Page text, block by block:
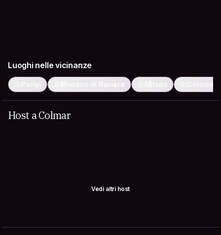
Luoghi nelle vicinanze
Parigi Monaco di Baviera Milano Colonia
Host a Colmar
Vedi altri host